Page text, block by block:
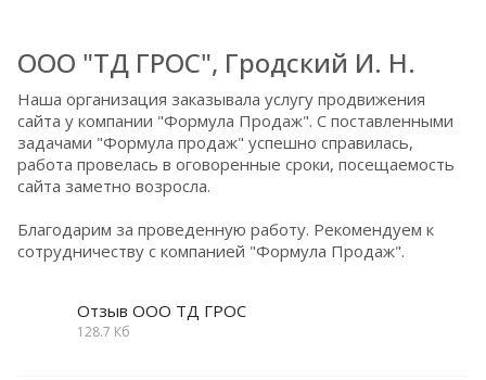
ООО "ТД ГРОС", Гродский И. Н.
Наша организация заказывала услугу продвижения
сайта у компании "Формула Продаж". С поставленными
задачами "Формула продаж" успешно справилась,
работа провелась в оговоренные сроки, посещаемость
сайта заметно возросла.
Благодарим за проведенную работу. Рекомендуем к
сотрудничеству с компанией "Формула Продаж".
Отзыв ООО ТД ГРОС
128.7 Кб